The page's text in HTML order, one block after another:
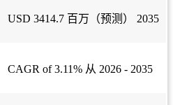
USD 3414.7 百万（预测） 2035
CAGR of 3.11% 从 2026 - 2035